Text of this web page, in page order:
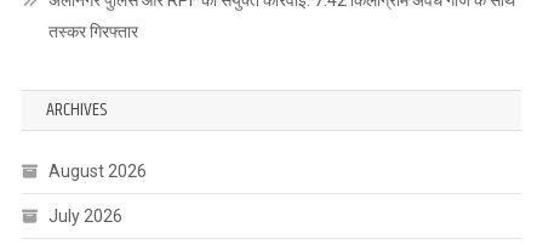
तस्कर गिरफ्तार
ARCHIVES
August 2026
July 2026